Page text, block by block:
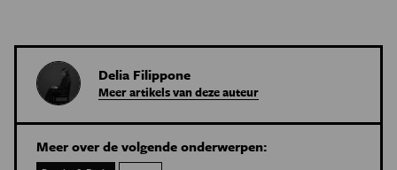
Delia Filippone
Meer artikels van deze auteur
Meer over de volgende onderwerpen: